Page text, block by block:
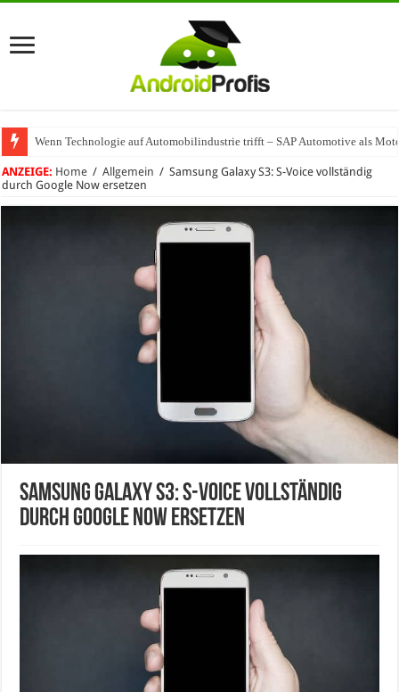
Wenn Technologie auf Automobilindustrie trifft – SAP Automotive als
ANZEIGE: Home / Allgemein / Samsung Galaxy S3: S-Voice vollständig
durch Google Now ersetzen
Samsung Galaxy S3: S-Voice vollständig
durch Google Now ersetzen